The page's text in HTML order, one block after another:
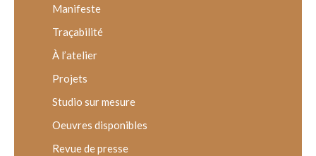
Manifeste
Traçabilité
À l’atelier
Projets
Studio sur mesure
Oeuvres disponibles
Revue de presse